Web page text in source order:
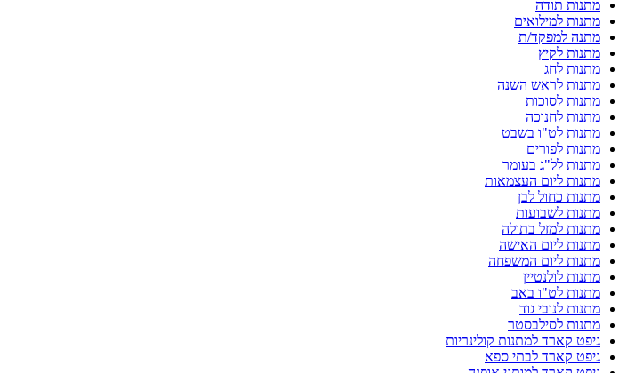
מתנות תודה
מתנות למילואים
מתנה למפקד/ת
מתנות לקיץ
מתנות לחג
מתנות לראש השנה
מתנות לסוכות
מתנות לחנוכה
מתנות לט"ו בשבט
מתנות לפורים
מתנות לל"ג בעומר
מתנות ליום העצמאות
מתנות כחול לבן
מתנות לשבועות
מתנות למזל בתולה
מתנות ליום האישה
מתנות ליום המשפחה
מתנות לולנטיין
מתנות לט"ו באב
מתנות לנובי גוד
מתנות לסילבסטר
גיפט קארד למתנות קולינריות
גיפט קארד לבתי ספא